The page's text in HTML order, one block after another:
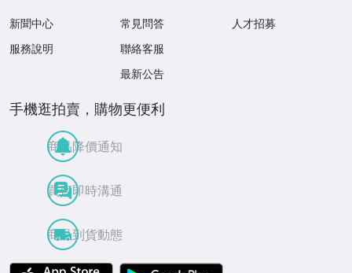
新聞中心
服務說明
常見問答
聯絡客服
最新公告
人才招募
手機逛拍賣，購物更便利
商品降價通知
買賣即時溝通
商品到貨動態